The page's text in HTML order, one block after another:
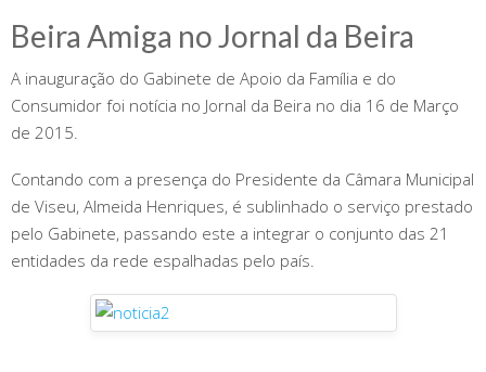
Beira Amiga no Jornal da Beira
A inauguração do Gabinete de Apoio da Família e do
Consumidor foi notícia no Jornal da Beira no dia 16 de Março
de 2015.
Contando com a presença do Presidente da Câmara Municipal
de Viseu, Almeida Henriques, é sublinhado o serviço prestado
pelo Gabinete, passando este a integrar o conjunto das 21
entidades da rede espalhadas pelo país.